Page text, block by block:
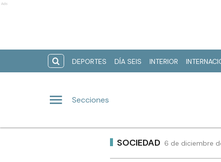
Ads
DEPORTES DÍA SEIS INTERIOR
Secciones
SOCIEDAD 6 de diciembre